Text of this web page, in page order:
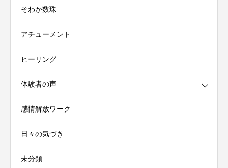
そわか数珠
アチューメント
ヒーリング
体験者の声
感情解放ワーク
日々の気づき
未分類